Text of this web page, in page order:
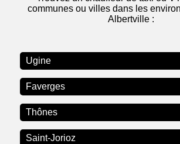
communes ou villes dans les
Albertville :
Ugine
Faverges
Thônes
Saint-Jorioz